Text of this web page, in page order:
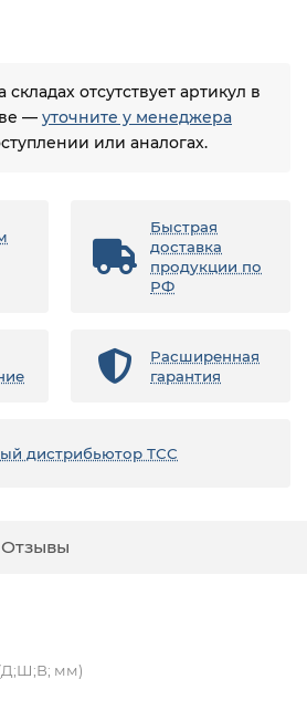
отсутствует артикул в
— уточните у менеджера
или аналогах.
Быстрая
доставка
продукции по
РФ
Расширенная
гарантия
дистрибьютор ТСС
Отзывы
мм)